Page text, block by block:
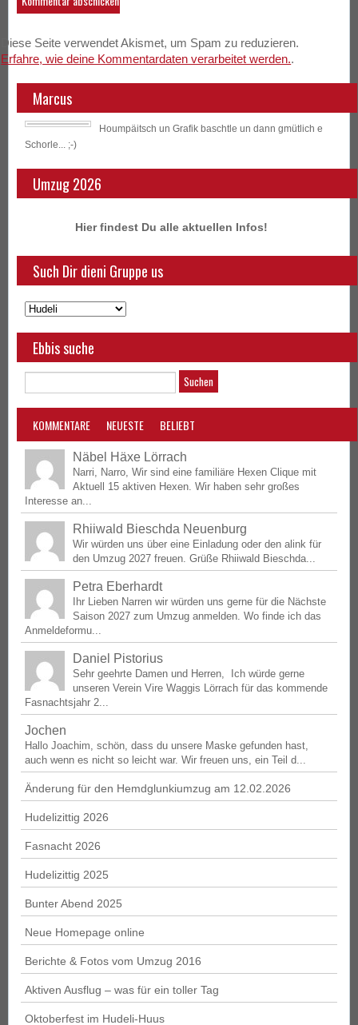
Diese Seite verwendet Akismet, um Spam zu reduzieren.
Erfahre, wie deine Kommentardaten verarbeitet werden..
Marcus
Houmpäitsch un Grafik baschtle un dann gmütlich e
Schorle... ;-)
Umzug 2026
Hier findest Du alle aktuellen Infos!
Such Dir dieni Gruppe us
Ebbis suche
KOMMENTARE NEUESTE BELIEBT
Näbel Häxe Lörrach
Narri, Narro, Wir sind eine familiäre Hexen Clique mit
Aktuell 15 aktiven Hexen. Wir haben sehr großes
Interesse an...
Rhiiwald Bieschda Neuenburg
Wir würden uns über eine Einladung oder den alink für
den Umzug 2027 freuen. Grüße Rhiiwald Bieschda...
Petra Eberhardt
Ihr Lieben Narren wir würden uns gerne für die Nächste
Saison 2027 zum Umzug anmelden. Wo finde ich das
Anmeldeformu...
Daniel Pistorius
Sehr geehrte Damen und Herren, Ich würde gerne
unseren Verein Vire Waggis Lörrach für das kommende
Fasnachtsjahr 2...
Jochen
Hallo Joachim, schön, dass du unsere Maske gefunden hast,
auch wenn es nicht so leicht war. Wir freuen uns, ein Teil d...
Änderung für den Hemdglunkiumzug am 12.02.2026
Hudelizittig 2026
Fasnacht 2026
Hudelizittig 2025
Bunter Abend 2025
Neue Homepage online
Berichte & Fotos vom Umzug 2016
Aktiven Ausflug – was für ein toller Tag
Oktoberfest im Hudeli-Huus